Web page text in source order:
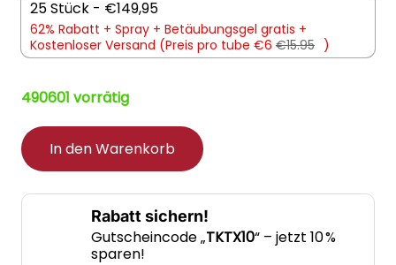
25 Stück - €149,95
62% Rabatt + Spray + Betäubungsgel gratis +
Kostenloser Versand (Preis pro tube €6 €15.95 )
490601 vorrätig
In den Warenkorb
Rabatt sichern!
Gutscheincode „TKTX10“ – jetzt 10 %
sparen!